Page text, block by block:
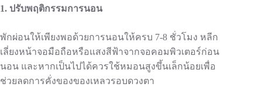
1. ปรับพฤติกรรมการนอน
พักผ่อนให้เพียงพอด้วยการนอนให้ครบ 7-8 ชั่วโมง หลีก
เลี่ยงหน้าจอมือถือหรือแสงสีฟ้าจากจอคอมพิวเตอร์ก่อน
นอน และหากเป็นไปได้ควรใช้หมอนสูงขึ้นเล็กน้อยเพื่อ
ช่วยลดการคั่งของของเหลวรอบดวงตา